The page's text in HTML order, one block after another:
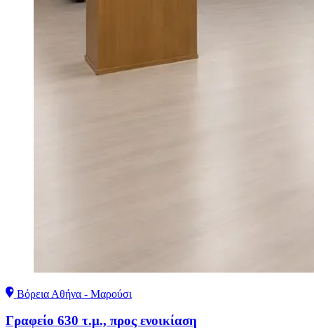
Βόρεια Αθήνα - Μαρούσι
Γραφείο 630 τ.μ., προς ενοικίαση